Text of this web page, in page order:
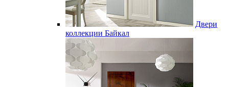
Двери
коллекции Байкал